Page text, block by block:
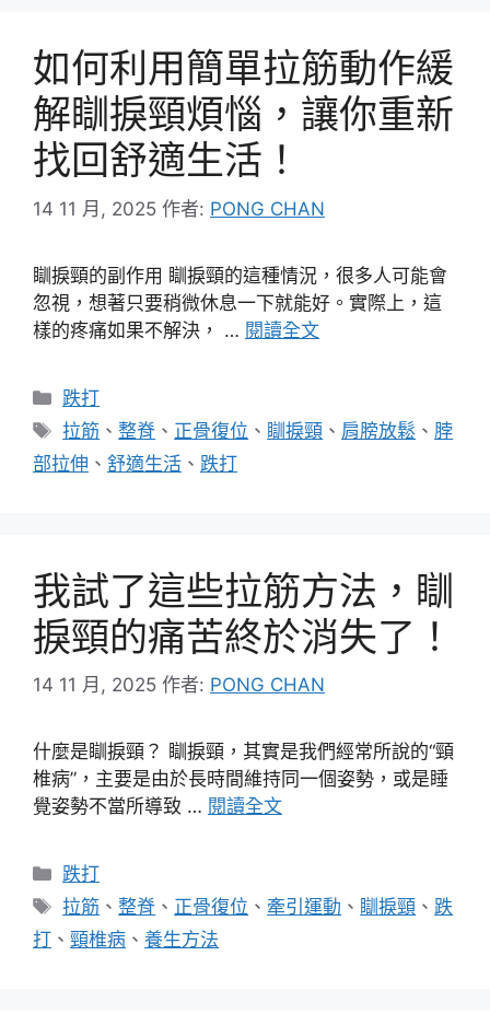
如何利用簡單拉筋動作緩
解瞓捩頸煩惱，讓你重新
找回舒適生活！
14 11 月, 2025 作者: PONG CHAN
瞓捩頸的副作用 瞓捩頸的這種情況，很多人可能會
忽視，想著只要稍微休息一下就能好。實際上，這
樣的疼痛如果不解決， … 閱讀全文
分
類
跌打
標
籤
拉筋 、整脊 、 正骨復位 、 瞓捩頸 、 肩膀放鬆 、 脖
部拉伸 、 舒適生活 、 跌打
我試了這些拉筋方法，瞓
捩頸的痛苦終於消失了！
14 11 月, 2025 作者: PONG CHAN
什麼是瞓捩頸？ 瞓捩頸，其實是我們經常所說的“頸
椎病”，主要是由於長時間維持同一個姿勢，或是睡
覺姿勢不當所導致 … 閱讀全文
分
類
跌打
標
籤
拉筋 、整脊 、 正骨復位 、 牽引運動 、 瞓捩頸 、跌
打 、 頸椎病 、 養生方法